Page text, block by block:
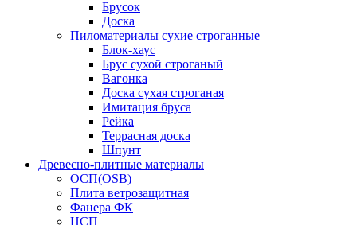
Брусок
Доска
Пиломатериалы сухие строганные
Блок-хаус
Брус сухой строганый
Вагонка
Доска сухая строганая
Имитация бруса
Рейка
Террасная доска
Шпунт
Древесно-плитные материалы
ОСП(OSB)
Плита ветрозащитная
Фанера ФК
ЦСП